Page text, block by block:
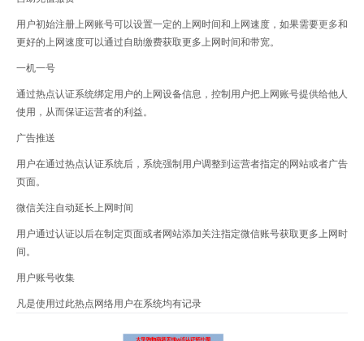
用户初始注册上网账号可以设置一定的上网时间和上网速度，如果需要更多和
更好的上网速度可以通过自助缴费获取更多上网时间和带宽。
一机一号
通过热点认证系统绑定用户的上网设备信息，控制用户把上网账号提供给他人
使用，从而保证运营者的利益。
广告推送
用户在通过热点认证系统后，系统强制用户调整到运营者指定的网站或者广告
页面。
微信关注自动延长上网时间
用户通过认证以后在制定页面或者网站添加关注指定微信账号获取更多上网时
间。
用户账号收集
凡是使用过此热点网络用户在系统均有记录